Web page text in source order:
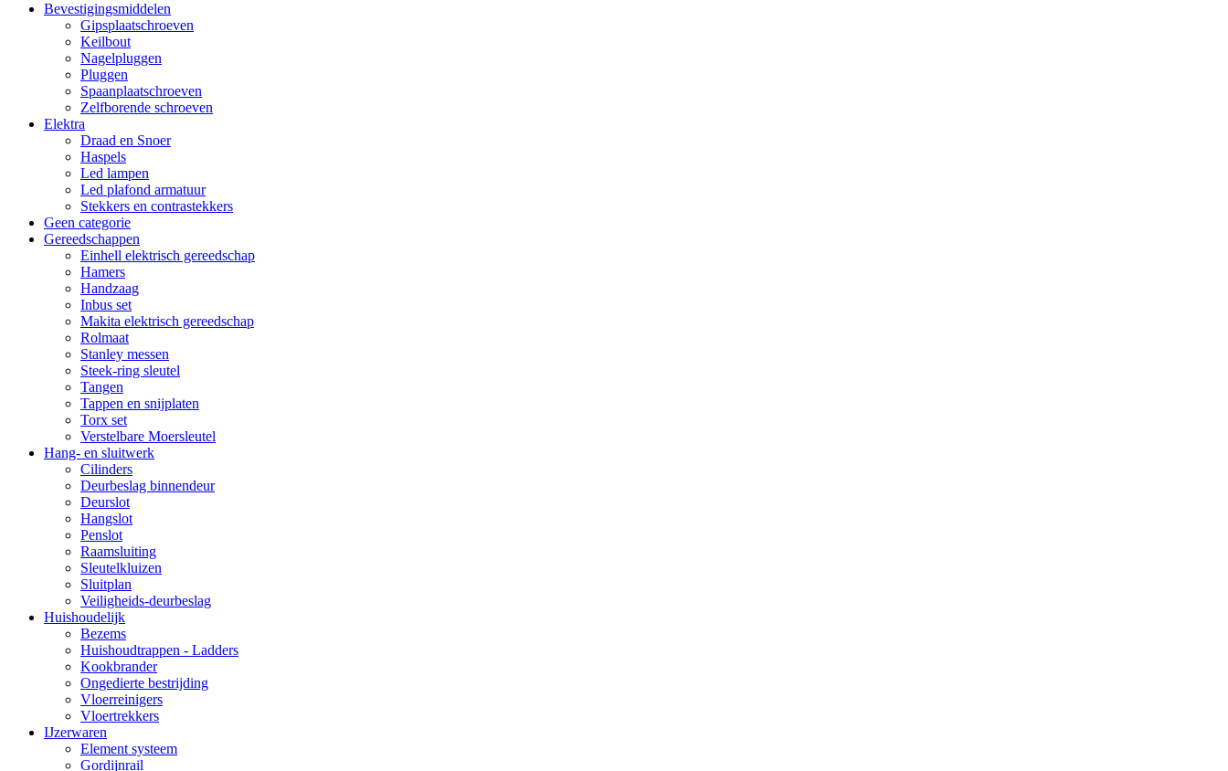
Bevestigingsmiddelen
Gipsplaatschroeven
Keilbout
Nagelpluggen
Pluggen
Spaanplaatschroeven
Zelfborende schroeven
Elektra
Draad en Snoer
Haspels
Led lampen
Led plafond armatuur
Stekkers en contrastekkers
Geen categorie
Gereedschappen
Einhell elektrisch gereedschap
Hamers
Handzaag
Inbus set
Makita elektrisch gereedschap
Rolmaat
Stanley messen
Steek-ring sleutel
Tangen
Tappen en snijplaten
Torx set
Verstelbare Moersleutel
Hang- en sluitwerk
Cilinders
Deurbeslag binnendeur
Deurslot
Hangslot
Penslot
Raamsluiting
Sleutelkluizen
Sluitplan
Veiligheids-deurbeslag
Huishoudelijk
Bezems
Huishoudtrappen - Ladders
Kookbrander
Ongedierte bestrijding
Vloerreinigers
Vloertrekkers
IJzerwaren
Element systeem
Gordijnrail